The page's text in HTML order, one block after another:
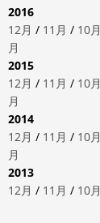
2016
12月 / 11月 / 10月
月
2015
12月 / 11月 / 10月
月
2014
12月 / 11月 / 10月
月
2013
12月 / 11月 / 10月